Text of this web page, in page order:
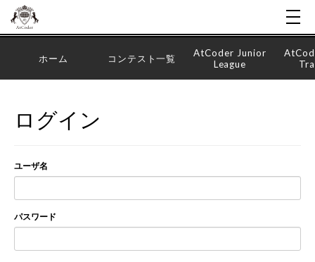
ホーム コンテスト一覧
AtCoder Junior
League
ログイン
ユーザ名
パスワード